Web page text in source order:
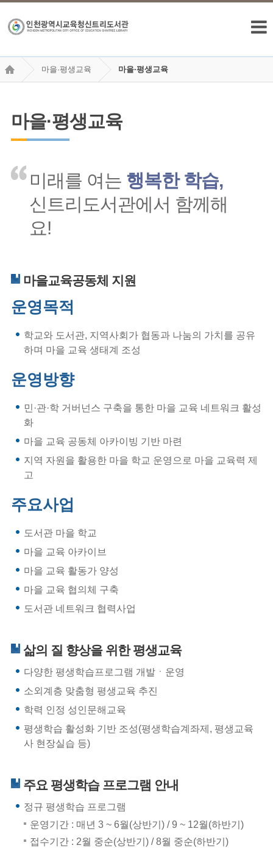
마을·평생교육 마을·평생교육
마을·평생교육
미래를 여는 행복한 학습,
신트리도서관에서 함께해
요!
마을교육공동체 지원
운영목적
학교와 도서관, 지역사회가 협동과 나눔의 가치를 공유
하며 마을 교육 생태계 조성
운영방향
민·관·학 거버넌스 구축을 통한 마을 교육 네트워크 활성
화
마을 교육 공동체 아카이빙 기반 마련
지역 자원을 활용한 마을 학교 운영으로 마을 교육력 제
고
주요사업
도서관 마을 학교
마을 교육 아카이브
마을 교육 활동가 양성
마을 교육 협의체 구축
도서관 네트워크 협력사업
삶의 질 향상을 위한 평생교육
다양한 평생학습프로그램 개발ㆍ운영
소외계층 맞춤형 평생교육 추진
학력 인정 성인문해교육
평생학습 활성화 기반 조성(평생학습계좌제, 평생교육
사 현장실습 등)
주요 평생학습 프로그램 안내
정규 평생학습 프로그램
운영기간 : 매년 3 ~ 6월(상반기) / 9 ~ 12월(하반기)
접수기간 : 2월 중순(상반기) / 8월 중순(하반기)